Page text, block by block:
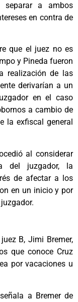
separar a ambos
en contra de
que el juez no es
y Pineda fueron
realización de las
derivarían a un
en el caso
a cambio de
la exfiscal general
al considerar
del juzgador, la
de afectar a los
en un inicio y por
B, Jimi Bremer,
que conoce Cruz
por vacaciones u
a Bremer de